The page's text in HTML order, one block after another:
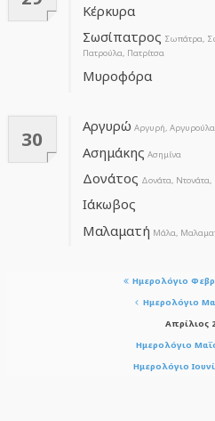
Κέρκυρα
Σωσίπατρος Σωπάτρα,
Πατρούλα, Πατρίτσα
Μυροφόρα
30
Αργυρώ Αργυρή,
Ασημάκης Ασημίνα
Δονάτος Δονάτα, Ντονάτα,
Ιάκωβος
Μαλαματή Μάλα,
Ημερολόγιο
Ημερολόγιο
Απρίλιος
Ημερολόγιο
Ημερολόγιο